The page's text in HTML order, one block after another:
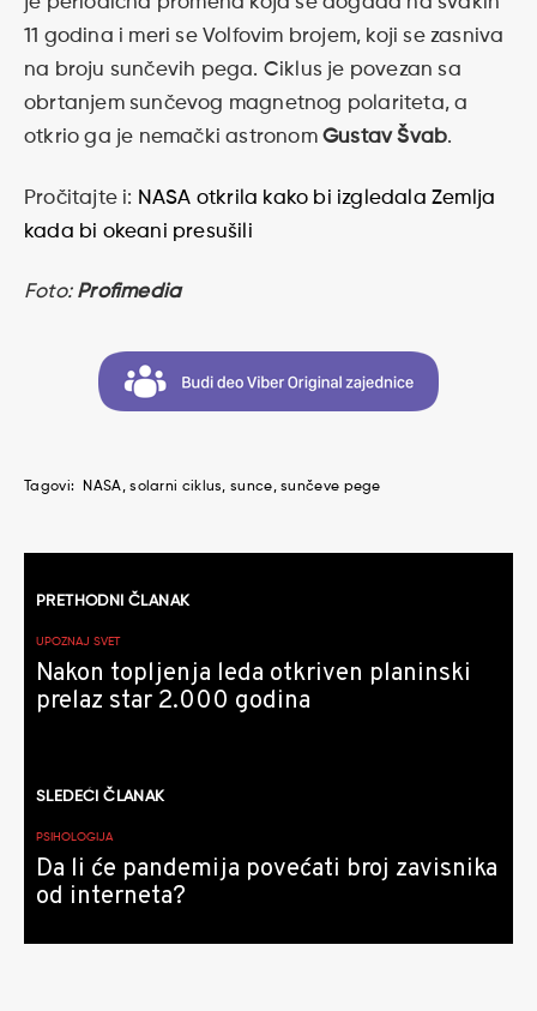
11 godina i meri se Volfovim brojem, koji se zasniva
na broju sunčevih pega. Ciklus je povezan sa
obrtanjem sunčevog magnetnog polariteta, a
otkrio ga je nemački astronom Gustav Švab.
Pročitajte i: NASA otkrila kako bi izgledala Zemlja
kada bi okeani presušili
Foto: Profimedia
Tagovi: NASA solarni ciklus sunce sunčeve pege
članaka
PRETHODNI ČLANAK
UPOZNAJ SVET
Nakon topljenja leda otkriven planinski
prelaz star 2.000 godina
SLEDEĆI ČLANAK
PSIHOLOGIJA
Da li će pandemija povećati broj zavisnika
od interneta?